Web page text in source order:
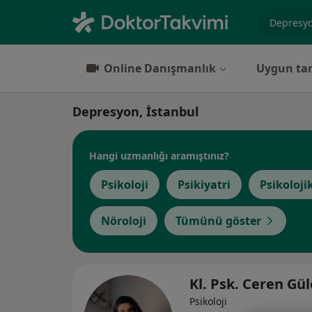
Online Danışmanlık Uygun
Depresyon, İstanbul
Hangi uzmanlığı aramıştınız?
Psikoloji Psikiyatri
Nöroloji Tümünü göster
Kl. Psk. Ceren
Psikoloji